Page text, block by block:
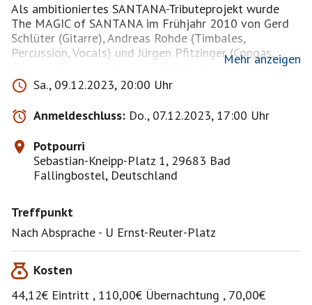
Als ambitioniertes SANTANA-Tributeprojekt wurde
The MAGIC of SANTANA im Frühjahr 2010 von Gerd
Schlüter (Gitarre), Andreas Rohde (Timbales,
Percussion, Vocals) und Jürgen Pfitzinger (Congas,
Bongos, Percussion) gegründet. Weitere Musiker sind
Jens Skwirblies (Keyboards), Martin Hohmeier (Bass),
Oliver Steinwede (Drums), Pablo Escayola (Conga,
Bongos, Percussion) und Oliver Schröder (Gitarre und
Gesang). Die Ansprüche waren von Beginn an hoch.
Gerd Schlüter & Carlos Santana 1991← Gerd Schlüter
und Carlos Santana 1991
Musik so authentisch wie möglich klingen zu lassen,
orientierten sich The MAGIC of SANTANA auch bei
den Instrumenten und der Verstärkertechnik soweit
entwickelte, sprengte schnell den Rahmen des
Erwarteten und führte bereits zu vielen „magischen
Momenten“. Immer mehr aktuelle und ehemalige
Mehr anzeigen
Sa., 09.12.2023, 20:00 Uhr
Anmeldeschluss: Do., 07.12.2023, 17:00 Uhr
Potpourri
Sebastian-Kneipp-Platz 1, 29683 Bad
Fallingbostel, Deutschland
Treffpunkt
Nach Absprache - U Ernst-Reuter-Platz
Kosten
44,12€ Eintritt , 110,00€ Übernachtung , 70,00€